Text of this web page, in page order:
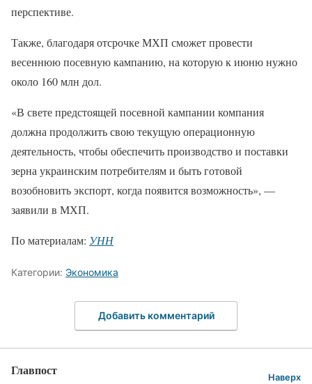
перспективе.
Также, благодаря отсрочке МХП сможет провести
весеннюю посевную кампанию, на которую к июню нужно
около 160 млн дол.
«В свете предстоящей посевной кампании компания
должна продолжить свою текущую операционную
деятельность, чтобы обеспечить производство и поставки
зерна украинским потребителям и быть готовой
возобновить экспорт, когда появится возможность», —
заявили в МХП.
По материалам: УНН
Категории: Экономика
Добавить комментарий
Главпост Наверх